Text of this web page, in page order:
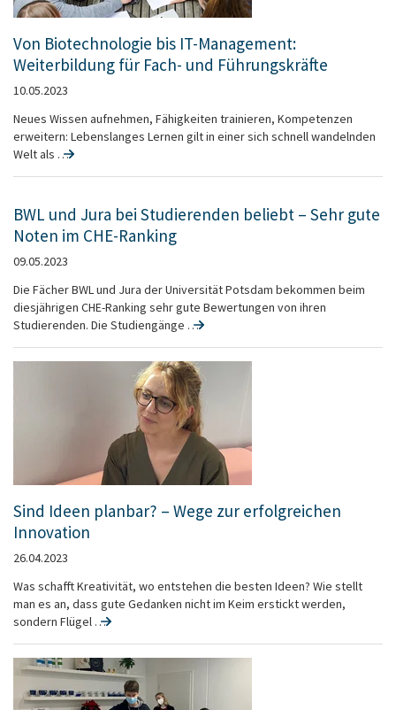
Von Biotechnologie bis IT-Management:
Weiterbildung für Fach- und Führungskräfte
10.05.2023
Neues Wissen aufnehmen, Fähigkeiten trainieren, Kompetenzen
erweitern: Lebenslanges Lernen gilt in einer sich schnell wandelnden
Welt als …
BWL und Jura bei Studierenden beliebt – Sehr gute
Noten im CHE-Ranking
09.05.2023
Die Fächer BWL und Jura der Universität Potsdam bekommen beim
diesjährigen CHE-Ranking sehr gute Bewertungen von ihren
Studierenden. Die Studiengänge …
Sind Ideen planbar? – Wege zur erfolgreichen
Innovation
26.04.2023
Was schafft Kreativität, wo entstehen die besten Ideen? Wie stellt
man es an, dass gute Gedanken nicht im Keim erstickt werden,
sondern Flügel …